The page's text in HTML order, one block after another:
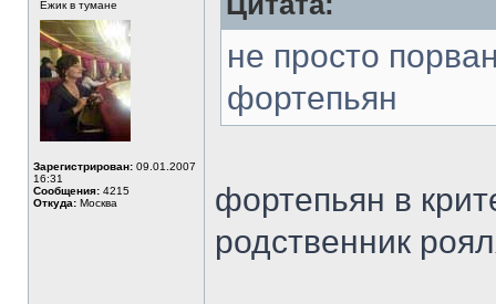
Ёжик в тумане
Зарегистрирован: 09.01.2007
16:31
Сообщения: 4215
Откуда: Москва
не просто
фортепьян
фортепьян в
родственник